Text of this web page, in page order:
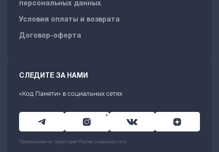
персональных данных
Условия оплаты и возврата
Договор-оферта
СЛЕДИТЕ ЗА НАМИ
«Код Памяти» в социальных сетях
*
*Запрещенная на территории России социальная сеть